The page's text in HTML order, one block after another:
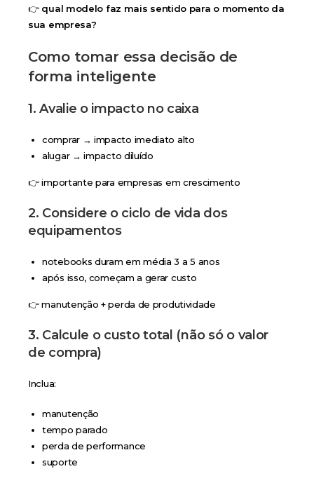
👉 qual modelo faz mais sentido para o momento da
sua empresa?
Como tomar essa decisão de
forma inteligente
1. Avalie o impacto no caixa
comprar → impacto imediato alto
alugar → impacto diluído
👉 importante para empresas em crescimento
2. Considere o ciclo de vida dos
equipamentos
notebooks duram em média 3 a 5 anos
após isso, começam a gerar custo
👉 manutenção + perda de produtividade
3. Calcule o custo total (não só o valor
de compra)
Inclua:
manutenção
tempo parado
perda de performance
suporte